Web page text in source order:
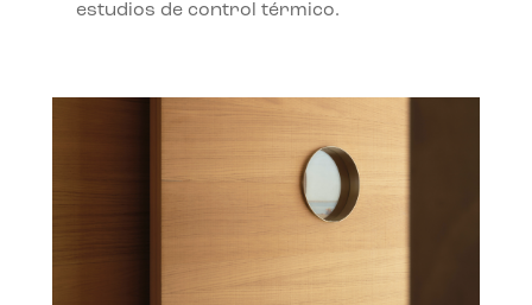
estudios de control térmico.